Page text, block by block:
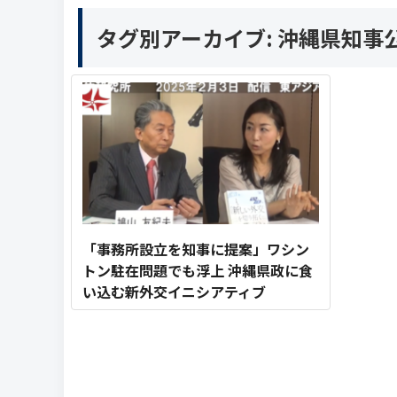
タグ別アーカイブ: 沖縄県知事
「事務所設立を知事に提案」ワシン
トン駐在問題でも浮上 沖縄県政に食
い込む新外交イニシアティブ